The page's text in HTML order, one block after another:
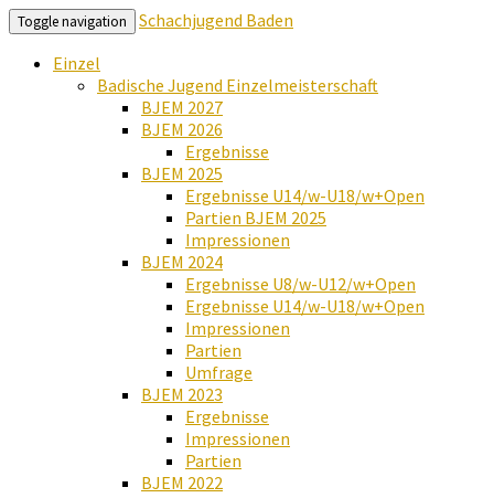
Toggle navigation
Schachjugend Baden
Einzel
Badische Jugend Einzelmeisterschaft
BJEM 2027
BJEM 2026
Ergebnisse
BJEM 2025
Ergebnisse U14/w-U18/w+Open
Partien BJEM 2025
Impressionen
BJEM 2024
Ergebnisse U8/w-U12/w+Open
Ergebnisse U14/w-U18/w+Open
Impressionen
Partien
Umfrage
BJEM 2023
Ergebnisse
Impressionen
Partien
BJEM 2022